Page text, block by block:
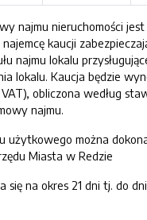
najmu nieruchomości
kaucji
najmu lokalu
lokalu. Kaucja będzie
obliczona według
najmu.
użytkowego można
Miasta w Redzie
się na okres 21 dni tj. do